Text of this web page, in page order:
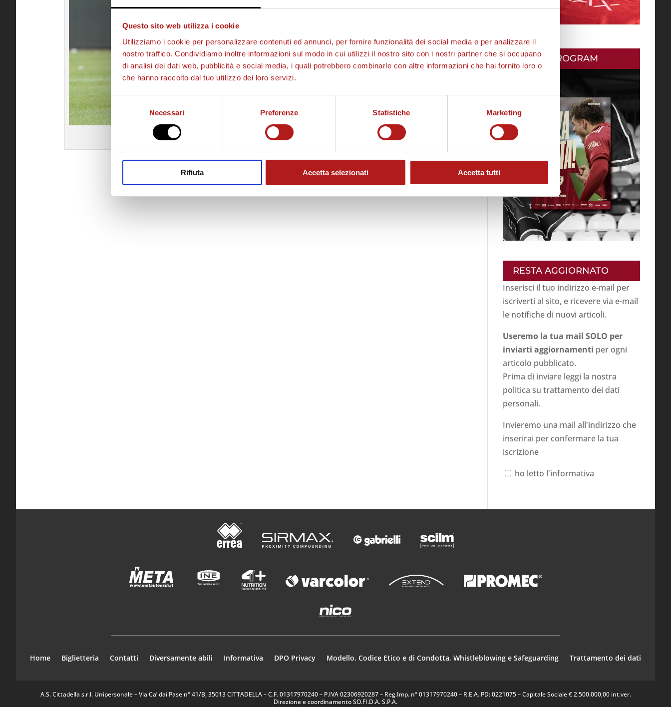
Questo sito web utilizza i cookie
Utilizziamo i cookie per personalizzare contenuti ed annunci, per fornire funzionalità dei social media e per analizzare il
nostro traffico. Condividiamo inoltre informazioni sul modo in cui utilizzi il nostro sito con i nostri partner che si occupano
di analisi dei dati web, pubblicità e social media, i quali potrebbero combinarle con altre informazioni che hai fornito loro o
che hanno raccolto dal tuo utilizzo dei loro servizi.
Selezione
consenso
Necessari Preferenze Statistiche Marketing
Rifiuta Accetta selezionati Accetta tutti
Coralli e Polenta a “colloquio” dopo un contrasto.
MATCH PROGRAM
RESTA AGGIORNATO
Inserisci il tuo indirizzo e-mail per
iscriverti al sito, e ricevere via e-mail
le notifiche di nuovi articoli.
Useremo la tua mail SOLO per
inviarti aggiornamenti per ogni
articolo pubblicato.
Prima di inviare leggi la nostra
politica su trattamento dei dati
personali.
Invieremo una mail all'indirizzo che
inserirai per confermare la tua
iscrizione
ho letto l'informativa
Home Biglietteria Contatti Diversamente abili Informativa DPO Privacy Modello, Codice Etico e di Condotta, Whistleblowing e Safeguarding Trattamento dei dati
A.S. Cittadella s.r.l. Unipersonale – Via Ca’ dai Pase n° 41/B, 35013 CITTADELLA – C.F. 01317970240 – P.IVA 02306920287 – Reg.Imp. n° 01317970240 – R.E.A. PD: 0221075 – Capitale Sociale € 2.500.000,00 int.ver.
Direzione e coordinamento SO.FI.D.A. S.P.A.